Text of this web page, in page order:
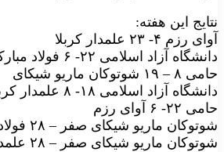
نتایج این هفته:
آوای رزم ۴- ۲۳ علمدار کربلا
دانشگاه آزاد اسلامی ۲۲- ۶ فولاد مبارکه سپاهان
حامی ۸ – ۱۹ شوتوکان ماریو شیکای
دانشگاه آزاد اسلامی ۱۸- ۸ علمدار کربلا
حامی ۲۲- ۶ آوای رزم
شوتوکان ماریو شیکای صفر – ۲۸ فولاد مبارکه سپاهان
شوتوکان ماریو شیکای صفر – ۲۸ علمدار کربلا